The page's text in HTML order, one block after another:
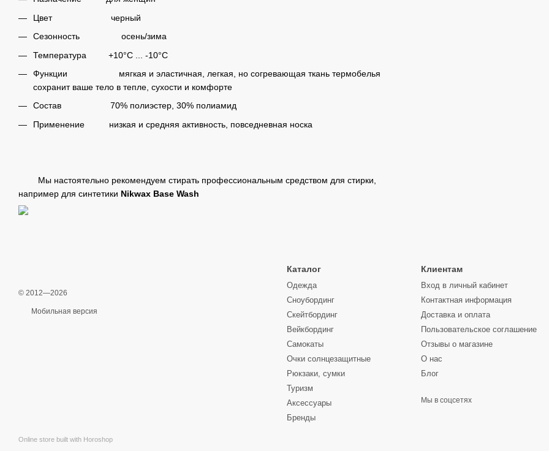
Цвет
черный
Сезонность
осень/зима
Температура
+10°C ... -10°C
Функции
мягкая и эластичная, легкая, но согревающая ткань термобелья
сохранит ваше тело в тепле, сухости и комфорте
Состав
70% полиэстер, 30% полиамид
Применение
низкая и средняя активность, повседневная носка
Мы настоятельно рекомендуем стирать профессиональным средством для стирки,
например для синтетики Nikwax Base Wash
© 2012—2026
Мобильная версия
Online store built with Horoshop
Каталог
Одежда
Сноубординг
Скейтбординг
Вейкбординг
Самокаты
Очки солнцезащитные
Рюкзаки, сумки
Туризм
Аксессуары
Бренды
Клиентам
Вход в личный кабинет
Контактная информация
Доставка и оплата
Пользовательское соглашение
Отзывы о магазине
О нас
Блог
Мы в соцсетях